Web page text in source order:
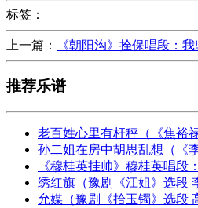
标签：
上一篇： 《朝阳沟》拴保唱段：
推荐乐谱
老百姓心里有杆秤（《焦裕
孙二姐在房中胡思乱想（《
《穆桂英挂帅》穆桂英唱段
绣红旗（豫剧《江姐》选段
允媒（豫剧《拾玉镯》选段